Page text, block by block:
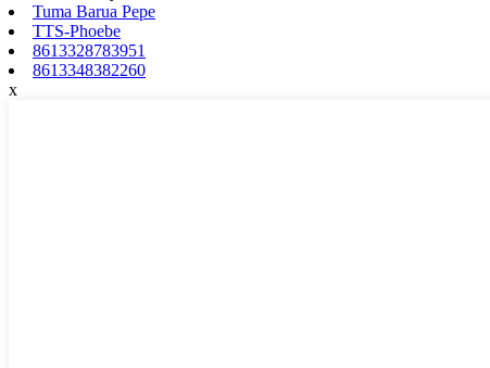
Tuma Barua Pepe
TTS-Phoebe
8613328783951
8613348382260
x